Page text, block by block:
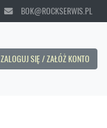
BOK@ROCKSERWIS.PL
ZALOGUJ SIĘ / ZAŁÓŻ KONTO